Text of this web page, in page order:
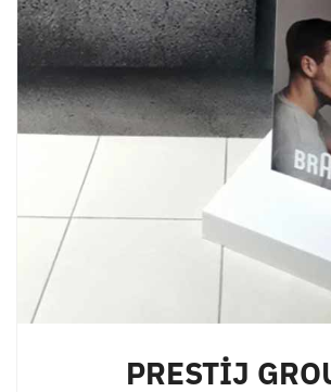
PRESTİJ